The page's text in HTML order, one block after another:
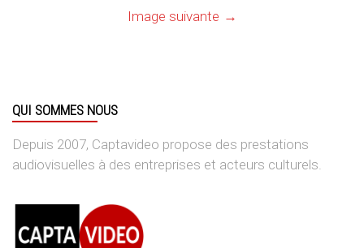
Image suivante
QUI SOMMES NOUS
Depuis 2007, Captavideo propose des prestations
audiovisuelles à des entreprises et acteurs culturels.